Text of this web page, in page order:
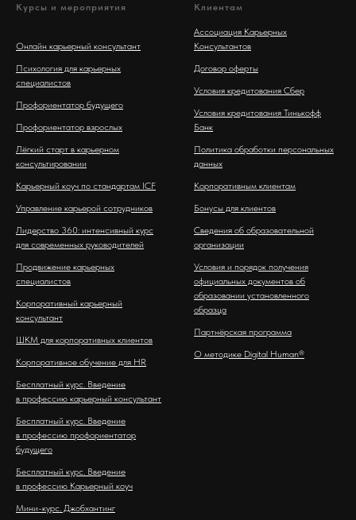
Курсы и мероприятия
Онлайн карьерный консультант
Психология для карьерных
специалистов
Профориентатор будущего
Профориентатор взрослых
Лёгкий старт в карьерном
консультировании
Карьерный коуч по стандартам ICF
Управление карьерой сотрудников
Лидерство 360: интенсивный курс
для современных руководителей
Продвижение карьерных
специалистов
Корпоративный карьерный
консультант
ШКМ для корпоративных клиентов
Корпоративное обучение для HR
Бесплатный курс. Введение
в профессию карьерный консультант
Бесплатный курс. Введение
в профессию профориентатор
будущего
Бесплатный курс. Введение
в профессию Карьерный коуч
Мини-курс. Джобхантинг
Клиентам
Ассоциация Карьерных
Консультантов
Договор оферты
Условия кредитования Сбер
Условия кредитования Тинькофф
Банк
Политика обработки персональных
данных
Корпоративным клиентам
Бонусы для клиентов
Сведения об образовательной
организации
Условия и порядок получения
официальных документов об
образовании установленного
образца
Партнёрская программа
О методике Digital Human®